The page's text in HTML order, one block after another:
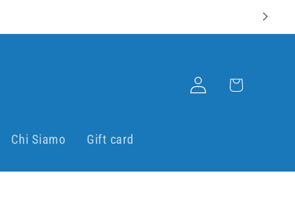
Chi Siamo Gift card
Accedi Carrello